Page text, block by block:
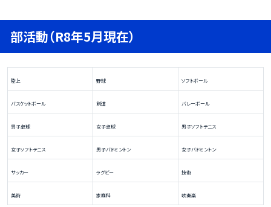
部活動（R8年5月現在）
陸上 野球 ソフトボール
バスケットボール 剣道 バレーボール
男子卓球 女子卓球 男子ソフトテニス
女子ソフトテニス 男子バドミントン 女子バドミントン
サッカー ラグビー 技術
美術 家庭科 吹奏楽